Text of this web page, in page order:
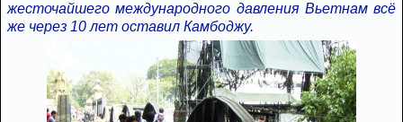
жесточайшего международного давления Вьетнам всё
же через 10 лет оставил Камбоджу.